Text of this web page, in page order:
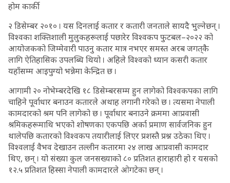
होम कार्की
२ डिसेम्बर २०१० । यस दिनलाई कतार र कतारी जनताले सायदै भुल्नेछन् ।
विश्वका शक्तिशाली मुलुकहरूलाई पछारेर विश्वकप फुटबल–२०२२ को
आयोजकको जिम्मेवारी पाउनु कतार मात्र नभएर समस्त अरब जगत्‌कै
लागि ऐतिहासिक उपलब्धि थियो । अहिले विश्वको ध्यान कसरी कतार
यहाँसम्म आइपुग्यो भन्नेमा केन्द्रित छ ।
आगामी २० नोभेम्बरदेखि १८ डिसेम्बरसम्म हुन लागेको विश्वकपका लागि
चाहिने पूर्वाधार बनाउन कतारले अथाह लगानी गरेको छ । त्यसमा नेपाली
कामदारको श्रम पनि लागेको छ । पूर्वाधार बनाउने क्रममा आप्रवासी
श्रमिकहरूमाथि भएको शोषणका एकपछि अर्का प्रमाण सार्वजनिक हुन
थालेपछि कतारको विश्वकप तयारीलाई लिएर प्रशस्तै प्रश्न उठेका थिए ।
विश्वलाई वैभव देखाउन तल्लीन कतारमा २४ लाख आप्रवासी कामदार
थिए, छन् । यो संख्या कुल जनसख्याको ८० प्रतिशत हाराहारी हो र यसको
१२.५ प्रतिशत हिस्सा नेपाली कामदारले ओगटेका छन् ।